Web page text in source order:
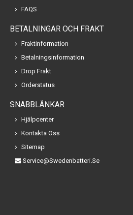
FAQS
BETALNINGAR OCH FRAKT
Fraktinformation
Betalningsinformation
Drop Frakt
Orderstatus
SNABBLÄNKAR
Hjälpcenter
Kontakta Oss
Sitemap
Service@swedenbatteri.se